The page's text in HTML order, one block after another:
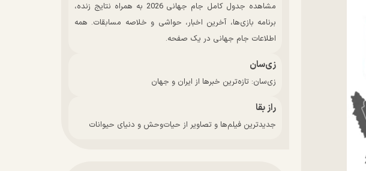
مشاهده جدول کامل جام جهانی 2026 به همراه نتایج زنده،
برنامه بازی‌ها، آخرین اخبار، حواشی و خلاصه مسابقات. همه
اطلاعات جام جهانی در یک صفحه.
زی‌سان
زی‌سان: تازه‌ترین خبرها از ایران و جهان
راز بقا
جدیدترین فیلم‌ها و تصاویر از حیات‌وحش و دنیای حیوانات